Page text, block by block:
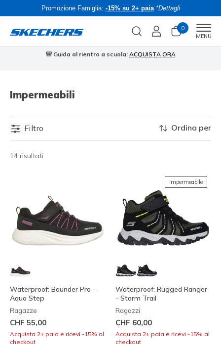
Promozione Famiglia: -15% su 2+ paia *Dettagli
0
MENU
🎒 Guida al rientro a scuola: ACQUISTA ORA
Impermeabili
Filtro
14 risultati
Ordina per
Waterproof: Bounder Pro -
Aqua Step
Ragazze
CHF 55,00
Acquista 2+ paia e ricevi -15% al
checkout
Impermeabile
Waterproof: Rugged Ranger
- Storm Trail
Ragazzi
CHF 60,00
Acquista 2+ paia e ricevi -15% al
checkout